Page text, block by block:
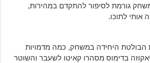
גורמת לסיפור להתקדם במהירות,
אותי לתוכו.
הבולטת היחידה במשחק, כמה מדמויות
בדימוס מסהרו קאיטו לשעבר והשוטר